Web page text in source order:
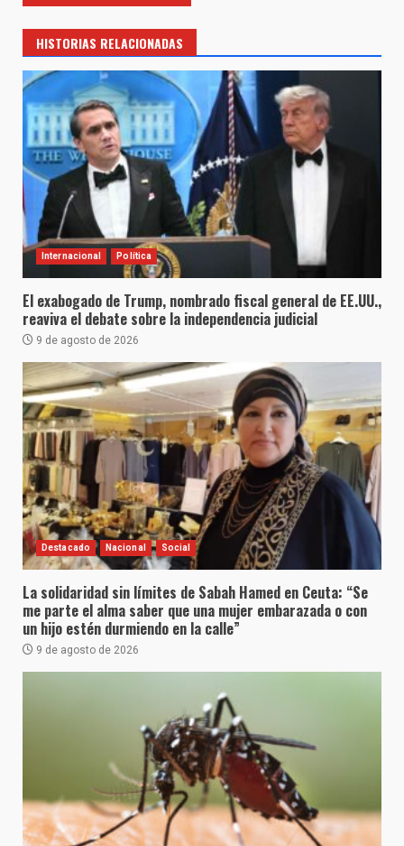
HISTORIAS RELACIONADAS
Internacional Política
El exabogado de Trump, nombrado fiscal general de EE.UU.,
reaviva el debate sobre la independencia judicial
9 de agosto de 2026
Destacado Nacional Social
La solidaridad sin límites de Sabah Hamed en Ceuta: “Se
me parte el alma saber que una mujer embarazada o con
un hijo estén durmiendo en la calle”
9 de agosto de 2026